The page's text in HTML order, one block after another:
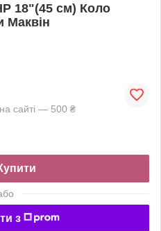
18"(45 см) Коло
Маквін
сайті — 500 ₴
з